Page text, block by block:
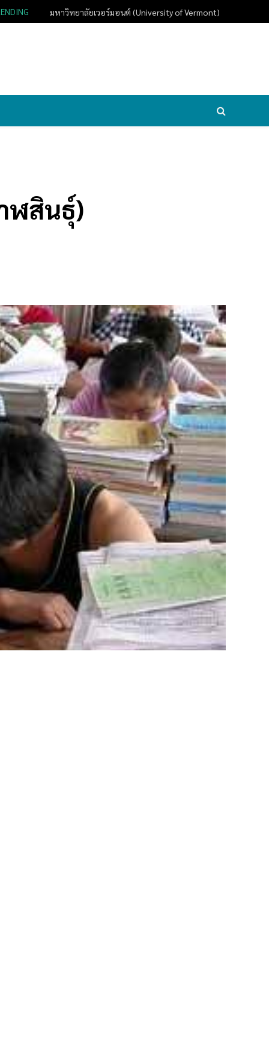
มหาวิทยาลัยเวอร์มอนต์ (University of Vermont)
ฬสินธุ์)